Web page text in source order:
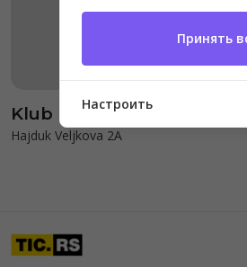
Klub Lasta
Hajduk Veljkova 2А
Принять
Настроить